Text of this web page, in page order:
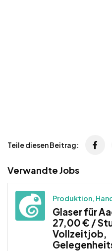
Teile diesen Beitrag:
Verwandte Jobs
Produktion,
Glaser für
27,00 € /
Vollzeitjob,